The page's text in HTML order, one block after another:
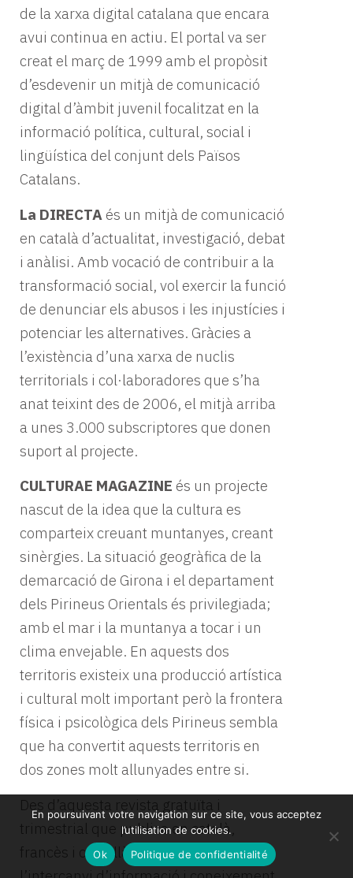
de la xarxa digital catalana que encara
avui continua en actiu. El portal va ser
creat el març de 1999 amb el propòsit
d’esdevenir un mitjà de comunicació
digital d’àmbit juvenil focalitzat en la
informació política, cultural, social i
lingüística del conjunt dels Països
Catalans.
La DIRECTA és un mitjà de comunicació
en català d’actualitat, investigació, debat
i anàlisi. Amb vocació de contribuir a la
transformació social, vol exercir la funció
de denunciar els abusos i les injustícies i
potenciar les alternatives. Gràcies a
l’existència d’una xarxa de nuclis
territorials i col·laboradores que s’ha
anat teixint des de 2006, el mitjà arriba
a unes 3.000 subscriptores que donen
suport al projecte.
CULTURAE MAGAZINE és un projecte
nascut de la idea que la cultura es
comparteix creuant muntanyes, creant
sinèrgies. La situació geogràfica de la
demarcació de Girona i el departament
dels Pirineus Orientals és privilegiada;
amb el mar i la muntanya a tocar i un
clima envejable. En aquests dos
territoris existeix una producció artística
i cultural molt important però la frontera
física i psicològica dels Pirineus sembla
que ha convertit aquests territoris en
dos zones molt allunyades entre si.
Des d’aquesta revista gratuïta i
trimestrial que publica en català,
francès i castellà, volen potenciar
En poursuivant votre navigation sur ce site, vous acceptez
l’utilisation de cookies.
Ok
Politique de confidentialité